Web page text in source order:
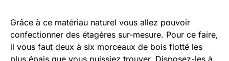
Grâce à ce matériau naturel vous allez pouvoir
confectionner des étagères sur-mesure. Pour ce faire,
il vous faut deux à six morceaux de bois flotté les